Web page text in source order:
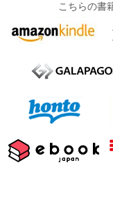
こちらの書